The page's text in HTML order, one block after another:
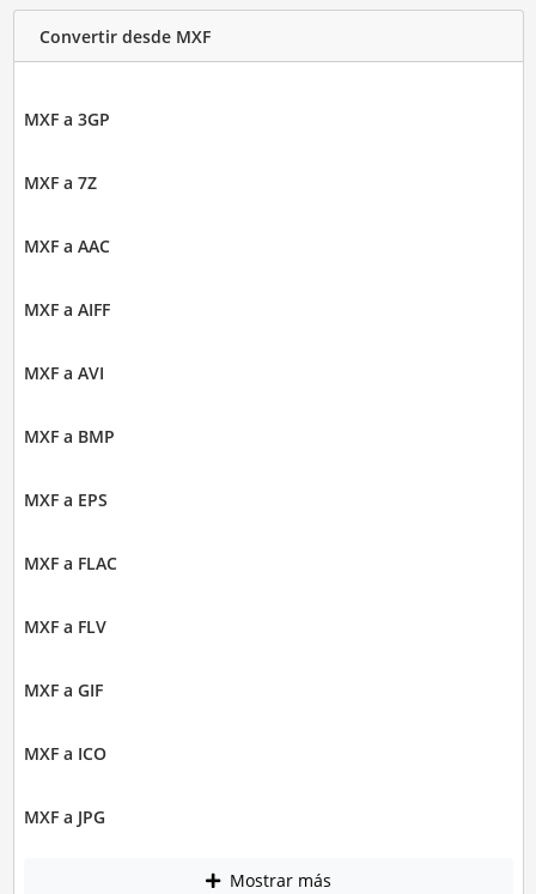
Convertir desde MXF
MXF a 3GP
MXF a 7Z
MXF a AAC
MXF a AIFF
MXF a AVI
MXF a BMP
MXF a EPS
MXF a FLAC
MXF a FLV
MXF a GIF
MXF a ICO
MXF a JPG
Mostrar más